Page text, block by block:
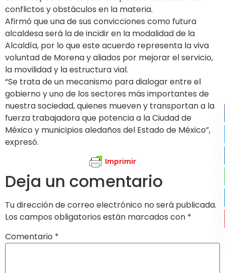
conflictos y obstáculos en la materia.
Afirmó que una de sus convicciones como futura
alcaldesa será la de incidir en la modalidad de la
Alcaldía, por lo que este acuerdo representa la viva
voluntad de Morena y aliados por mejorar el servicio,
la movilidad y la estructura vial.
“Se trata de un mecanismo para dialogar entre el
gobierno y uno de los sectores más importantes de
nuestra sociedad, quienes mueven y transportan a la
fuerza trabajadora que potencia a la Ciudad de
México y municipios aledaños del Estado de México”,
expresó.
Imprimir
Deja un comentario
Tu dirección de correo electrónico no será publicada.
Los campos obligatorios están marcados con *
Comentario *